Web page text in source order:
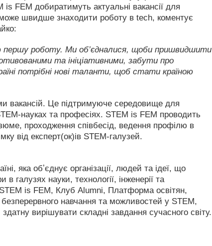
is FEM добиратимуть актуальні вакансії для
швидше знаходити роботу в tech, коментує
роботу. Ми об’єдналися, щоби пришвидшити
та ініціативними, забути про
потрібні нові таланти, щоб стати країною
вакансій. Це підтримуюче середовище для
науках та професіях. STEM is FEM проводить
проходження співбесід, ведення профілю в
від експерт(ок)ів STEM-галузей.
яка обʼєднує організації, людей та ідеї, що
галузях науки, технології, інженерії та
is FEM, Клуб Alumni, Платформа освітян,
навчання та можливостей у STEM,
вирішувати складні завдання сучасного світу.